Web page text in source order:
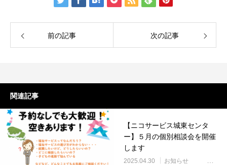
前の記事 次の記事
関連記事
【ニコサービス城東センタ
ー】５月の個別相談会を開催
します
2025.04.30 お知らせ